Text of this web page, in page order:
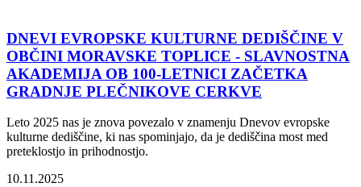
DNEVI EVROPSKE KULTURNE DEDIŠČINE V
OBČINI MORAVSKE TOPLICE - SLAVNOSTNA
AKADEMIJA OB 100-LETNICI ZAČETKA
GRADNJE PLEČNIKOVE CERKVE
Leto 2025 nas je znova povezalo v znamenju Dnevov evropske
kulturne dediščine, ki nas spominjajo, da je dediščina most med
preteklostjo in prihodnostjo.
10.11.2025